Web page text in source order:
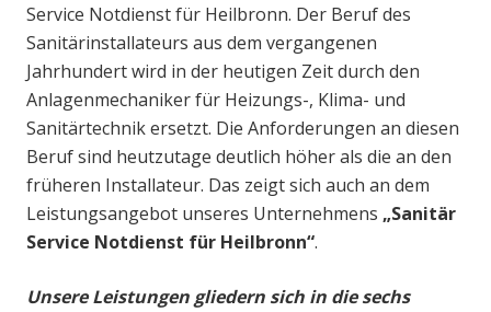
Service Notdienst für Heilbronn. Der Beruf des
Sanitärinstallateurs aus dem vergangenen
Jahrhundert wird in der heutigen Zeit durch den
Anlagenmechaniker für Heizungs-, Klima- und
Sanitärtechnik ersetzt. Die Anforderungen an diesen
Beruf sind heutzutage deutlich höher als die an den
früheren Installateur. Das zeigt sich auch an dem
Leistungsangebot unseres Unternehmens „Sanitär
Service Notdienst für Heilbronn“.
Unsere Leistungen gliedern sich in die sechs